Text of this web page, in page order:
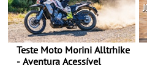
Teste Moto Morini Alltrhike
- Aventura Acessível